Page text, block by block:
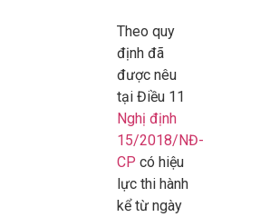
Theo quy
định đã
được nêu
tại Điều 11
Nghị định
15/2018/NĐ-
CP có hiệu
lực thi hành
kể từ ngày